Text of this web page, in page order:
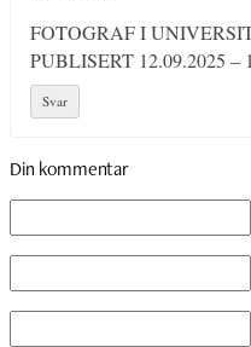
FOTOGRAF I
PUBLISERT 12.09.2025 –
Svar
Din kommentar